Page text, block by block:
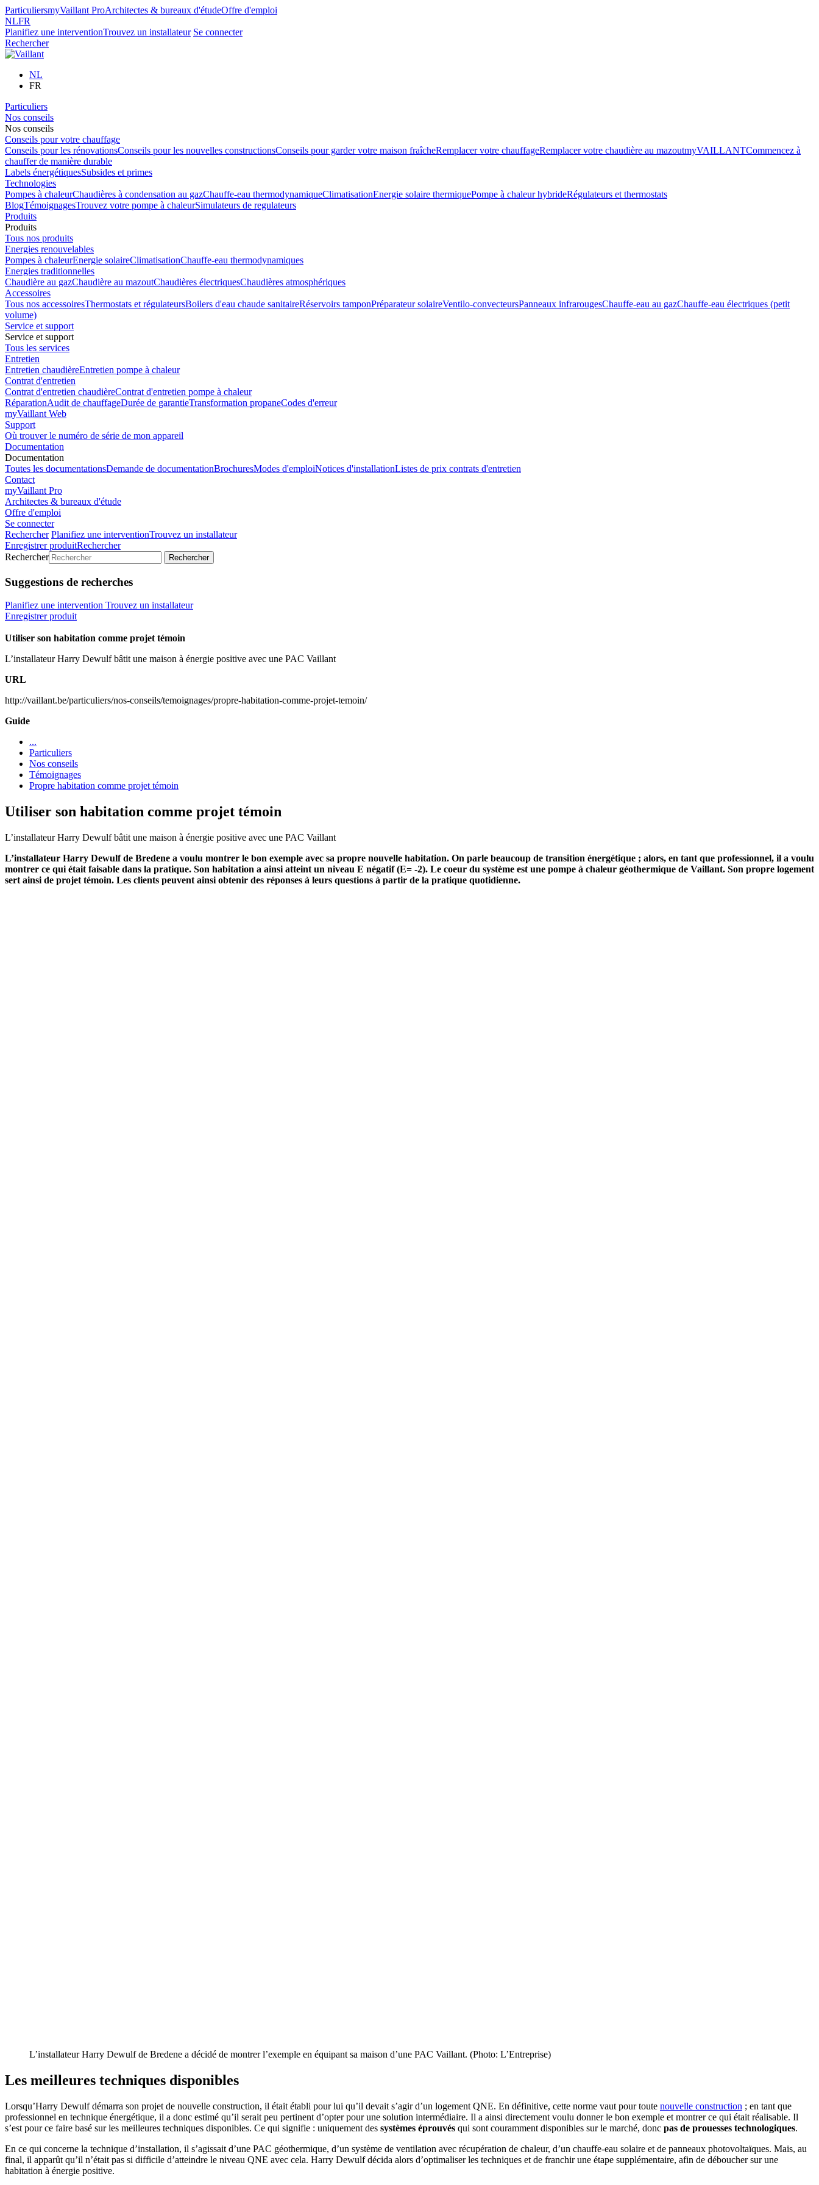
ParticuliersmyVaillant ProArchitectes & bureaux d'étudeOffre d'emploi
NLFR
Planifiez une interventionTrouvez un installateur Se connecter
Rechercher
NL
FR
Particuliers
Nos conseils
Nos conseils
Conseils pour votre chauffage
Conseils pour les rénovationsConseils pour les nouvelles constructionsConseils pour garder votre maison fraîcheRemplacer votre chauffageRemplacer votre chaudière au mazoutmyVAILLANTCommencez à
chauffer de manière durable
Labels énergétiquesSubsides et primes
Technologies
Pompes à chaleurChaudières à condensation au gazChauffe-eau thermodynamiqueClimatisationEnergie solaire thermiquePompe à chaleur hybrideRégulateurs et thermostats
BlogTémoignagesTrouvez votre pompe à chaleurSimulateurs de regulateurs
Produits
Produits
Tous nos produits
Energies renouvelables
Pompes à chaleurEnergie solaireClimatisationChauffe-eau thermodynamiques
Energies traditionnelles
Chaudière au gazChaudière au mazoutChaudières électriquesChaudières atmosphériques
Accessoires
Tous nos accessoiresThermostats et régulateursBoilers d'eau chaude sanitaireRéservoirs tamponPréparateur solaireVentilo-convecteursPanneaux infrarougesChauffe-eau au gazChauffe-eau électriques (petit
volume)
Service et support
Service et support
Tous les services
Entretien
Entretien chaudièreEntretien pompe à chaleur
Contrat d'entretien
Contrat d'entretien chaudièreContrat d'entretien pompe à chaleur
RéparationAudit de chauffageDurée de garantieTransformation propaneCodes d'erreur
myVaillant Web
Support
Où trouver le numéro de série de mon appareil
Documentation
Documentation
Toutes les documentationsDemande de documentationBrochuresModes d'emploiNotices d'installationListes de prix contrats d'entretien
Contact
myVaillant Pro
Architectes & bureaux d'étude
Offre d'emploi
Se connecter
Rechercher Planifiez une interventionTrouvez un installateur
Enregistrer produitRechercher
Rechercher
Rechercher
Suggestions de recherches
Planifiez une intervention Trouvez un installateur
Enregistrer produit
Utiliser son habitation comme projet témoin
L’installateur Harry Dewulf bâtit une maison à énergie positive avec une PAC Vaillant
URL
http://vaillant.be/particuliers/nos-conseils/temoignages/propre-habitation-comme-projet-temoin/
Guide
...
Particuliers
Nos conseils
Témoignages
Propre habitation comme projet témoin
Utiliser son habitation comme projet témoin
L’installateur Harry Dewulf bâtit une maison à énergie positive avec une PAC Vaillant
L’installateur Harry Dewulf de Bredene a voulu montrer le bon exemple avec sa propre nouvelle habitation. On parle beaucoup de transition énergétique ; alors, en tant que professionnel, il a voulu
montrer ce qui était faisable dans la pratique. Son habitation a ainsi atteint un niveau E négatif (E= -2). Le coeur du système est une pompe à chaleur géothermique de Vaillant. Son propre logement
sert ainsi de projet témoin. Les clients peuvent ainsi obtenir des réponses à leurs questions à partir de la pratique quotidienne.
L’installateur Harry Dewulf de Bredene a décidé de montrer l’exemple en équipant sa maison d’une PAC Vaillant. (Photo: L’Entreprise)
Les meilleures techniques disponibles
Lorsqu’Harry Dewulf démarra son projet de nouvelle construction, il était établi pour lui qu’il devait s’agir d’un logement QNE. En définitive, cette norme vaut pour toute nouvelle construction ; en tant que
professionnel en technique énergétique, il a donc estimé qu’il serait peu pertinent d’opter pour une solution intermédiaire. Il a ainsi directement voulu donner le bon exemple et montrer ce qui était réalisable. Il
s’est pour ce faire basé sur les meilleures techniques disponibles. Ce qui signifie : uniquement des systèmes éprouvés qui sont couramment disponibles sur le marché, donc pas de prouesses technologiques.
En ce qui concerne la technique d’installation, il s’agissait d’une PAC géothermique, d’un système de ventilation avec récupération de chaleur, d’un chauffe-eau solaire et de panneaux photovoltaïques. Mais, au
final, il apparût qu’il n’était pas si difficile d’atteindre le niveau QNE avec cela. Harry Dewulf décida alors d’optimaliser les techniques et de franchir une étape supplémentaire, afin de déboucher sur une
habitation à énergie positive.